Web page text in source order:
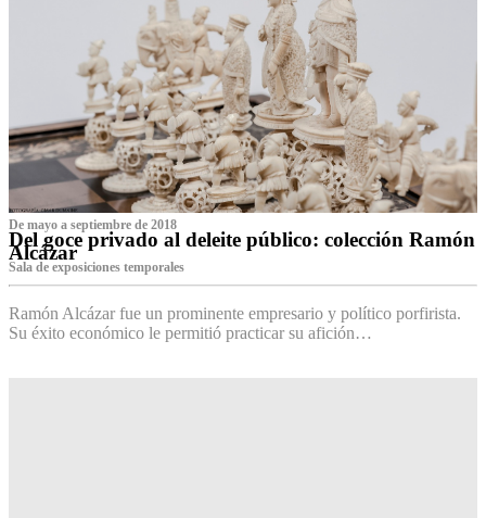
De mayo a septiembre de 2018
Del goce privado al deleite público: colección Ramón
Alcázar
Sala de exposiciones temporales
Ramón Alcázar fue un prominente empresario y político porfirista.
Su éxito económico le permitió practicar su afición…